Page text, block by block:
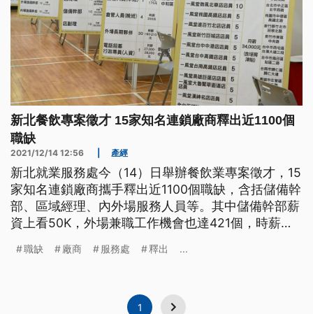
新北餐飲專案徵才 15家知名連鎖廠商釋出近1100個
職缺
2021/12/14 12:56 產經
新北就業服務處今（14）日舉辦餐飲業專案徵才，15
家知名連鎖廠商攜手釋出近1100個職缺，含括儲備幹
部、區域經理、內外場服務人員等。其中儲備幹部薪
資上看50K，外場兼職工作機會也達421個，時薪最
職缺 廠商 服務處 釋出 ...
1